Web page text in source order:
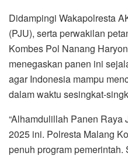
Didampingi Wakapolresta
(PJU), serta perwakilan
Kombes Pol Nanang
menegaskan panen ini
agar Indonesia mampu
dalam waktu sesingkat-
“Alhamdulillah Panen Raya
2025 ini. Polresta Malang
penuh program